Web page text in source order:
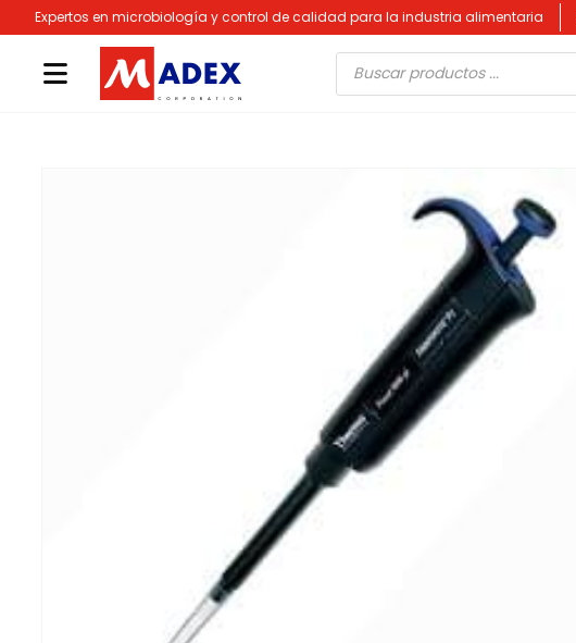
Expertos en microbiología y control de calidad para la industria alimentaria
Búsqueda
de
productos